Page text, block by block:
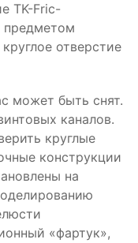
TK-Fric-
предметом
отверстие
может быть снят.
каналов.
круглые
конструкции
на
«фартук»,